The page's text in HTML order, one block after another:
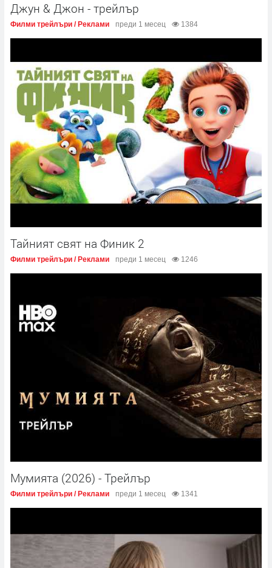
Джун & Джон - трейлър
Филми трейлъри / Реклами преди 1 месец 1384
Тайният свят на Финик 2
Филми трейлъри / Реклами преди 1 месец 1246
Мумията (2026) - Трейлър
Филми трейлъри / Реклами преди 1 месец 1341